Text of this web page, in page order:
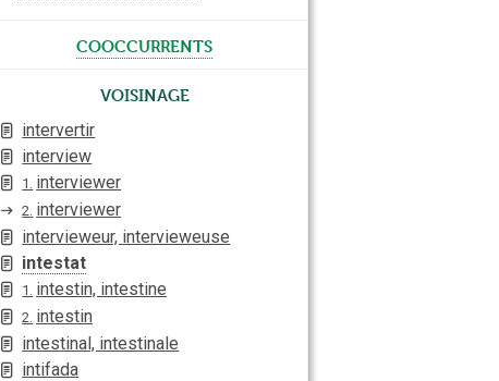
cooccurrents
Voisinage
intervertir
interview
1. interviewer
2. interviewer
intervieweur, intervieweuse
intestat
1. intestin, intestine
2. intestin
intestinal, intestinale
intifada